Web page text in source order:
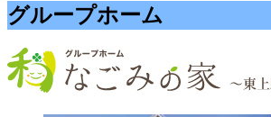
グループホーム